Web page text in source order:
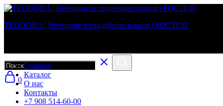
TEODORA | Вечерние и свадебные платья | РОСТОВ
0
Главная
Каталог
О нас
Контакты
+7 908 514-60-00